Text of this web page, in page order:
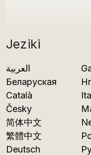
Jeziki
العربية
Беларуская
Català
Česky
简体中文
繁體中文
Deutsch